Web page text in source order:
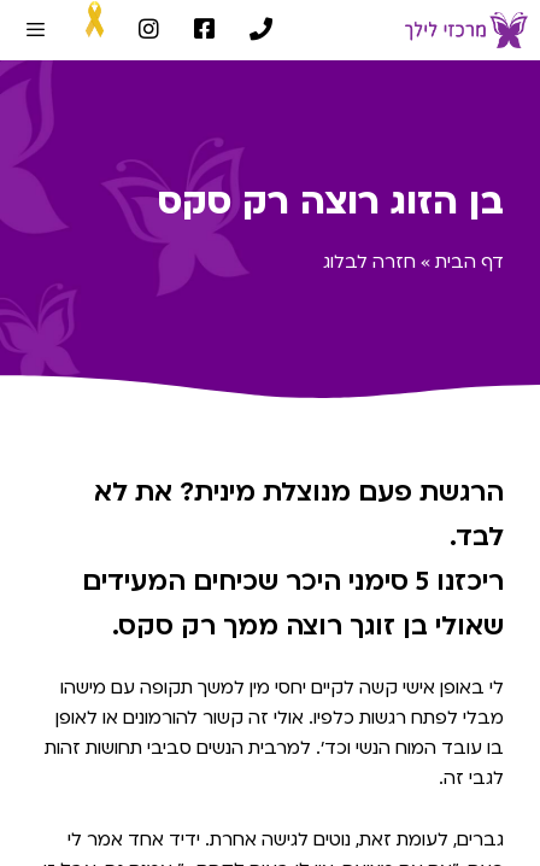
בן הזוג רוצה רק סקס
דף הבית » חזרה לבלוג
הרגשת פעם מנוצלת מינית? את לא
לבד.
ריכזנו 5 סימני היכר שכיחים המעידים
שאולי בן זוגך רוצה ממך רק סקס.
לי באופן אישי קשה לקיים יחסי מין למשך תקופה עם מישהו
מבלי לפתח רגשות כלפיו. אולי זה קשור להורמונים או לאופן
בו עובד המוח הנשי וכד׳. למרבית הנשים סביבי תחושות זהות
לגבי זה.
גברים, לעומת זאת, נוטים לגישה אחרת. ידיד אחד אמר לי